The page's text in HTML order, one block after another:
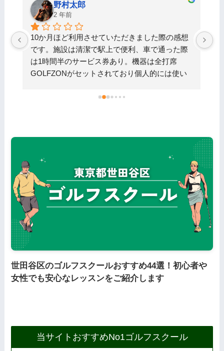
Qnotokio Q
2 年前
①予約が一回分しかできないので、2夜連続で予
約がとれない。例えば、火曜日夜予約してプレ
ー、プレー後に次の予約を取ろうと思っても水
曜日はすでに一杯でできない。ステータス特典
悪いと（球詰まり、ティーから球が落ちる）打
世田谷区のゴルフスクールおすすめ44選！初心者や
女性でも安心なレッスンをご紹介します
当サイトおすすめNo1ゴルフスクール